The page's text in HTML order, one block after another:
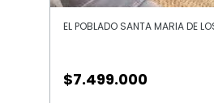
$7.499.000